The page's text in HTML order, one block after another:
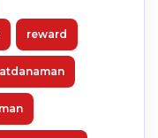
reward